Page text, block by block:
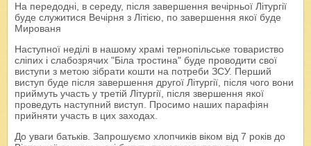
На передодні, в середу, після завершення вечірньої Літургії
буде служитися Вечірня з Літією, по завершення якої буде
Мированя
Наступної неділі в нашому храмі тернопільське товариство
сліпих і слабозрячих "Біла тростина" буде проводити свої
виступи з метою зібрати кошти на потреби ЗСУ. Перший
виступ буде після завершення другої Літургії, після чого вони
приймуть участь у третій Літургії, після звершення якої
проведуть наступний виступ. Просимо наших парафіян
прийняти участь в цих заходах.
До уваги батьків. Запрошуємо хлопчиків віком від 7 років до